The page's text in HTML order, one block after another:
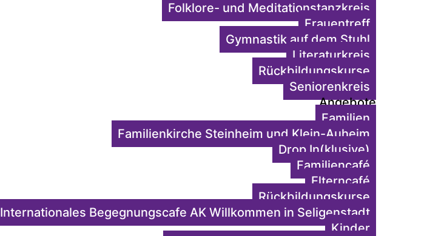
Folklore- und Meditationstanzkreis
Frauentreff
Gymnastik auf dem Stuhl
Literaturkreis
Rückbildungskurse
Seniorenkreis
Angebote
Familien
Familienkirche Steinheim und Klein-Auheim
Drop In(klusive)
Familiencafé
Elterncafé
Rückbildungskurse
Internationales Begegnungscafe AK Willkommen in Seligenstadt
Kinder